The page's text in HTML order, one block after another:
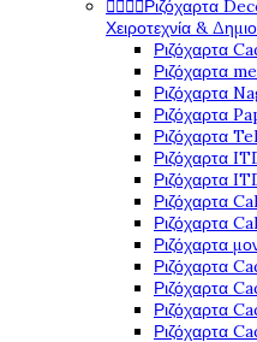
Ριζόχαρτα
Χειροτεχνία &
Ριζόχαρτα
Ριζόχαρτα
Ριζόχαρτα
Ριζόχαρτα
Ριζόχαρτα
Ριζόχαρτα
Ριζόχαρτα
Ριζόχαρτα
Ριζόχαρτα
Ριζόχαρτα
Ριζόχαρτα
Ριζόχαρτα
Ριζόχαρτα
Ριζόχαρτα